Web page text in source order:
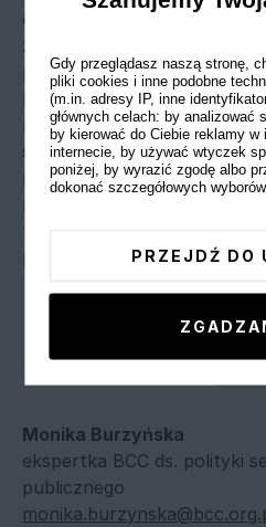
określenia nowych
zdrowia, akcentując w tym
publiczno-prywatnego w
bezpieczeństwa
medycznej, optymalizacja i
systemowych, inwestycja w
nowe technologie,
to kluczowe elementy w
Monika Burzyńska
ekspertka BCC ds. polityki
publicznego
Gdy przeglądasz naszą stronę,
pliki cookies i inne podobne
(m.in. adresy IP, inne
głównych celach: by analizować
by kierować do Ciebie reklamy
internecie, by używać wtyczek
poniżej, by wyrazić zgodę albo
dokonać szczegółowych
PRZEJDŹ DO